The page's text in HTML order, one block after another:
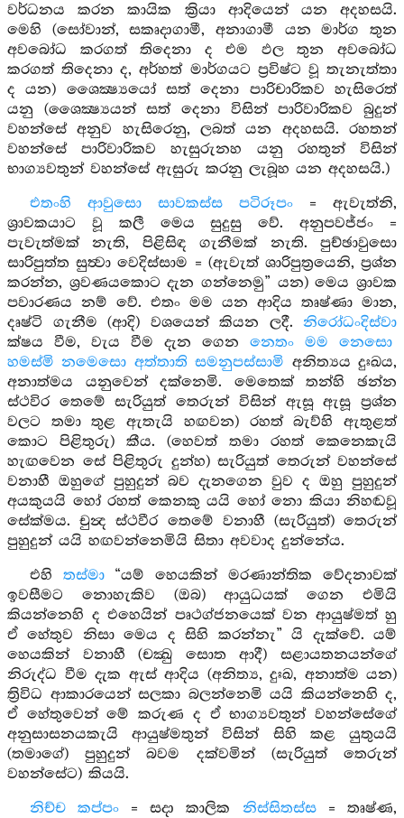
වර්ධනය කරන කායික ක්‍රියා ආදියෙන් යන අදහසයි.
මෙහි (සෝවාන්, සකෘදාගාමී, අනාගාමී යන මාර්ග තුන
අවබෝධ කරගත් තිදෙනා ද එම ඵල තුන අවබෝධ
කරගත් තිදෙනා ද, අර්හත් මාර්ගයට ප්‍රවිෂ්ට වූ තැනැත්තා
ද යන) ශෛක්‍ෂ්‍යයෝ සත් දෙනා පාරිචාරිකව හැසිරෙත්
යනු (ශෛක්‍ෂ්‍යයන් සත් දෙනා විසින් පාරිවාරිකව බුදුන්
වහන්සේ අනුව හැසිරෙනු, ලබත් යන අදහසයි. රහතන්
වහන්සේ පාරිවාරිකව හැසුරුනහ යනු රහතුන් විසින්
භාග්‍යවතුන් වහන්සේ ඇසුරු කරනු ලැබූහ යන අදහසයි.)
එතංහි ආවුසො සාවකස්ස පටිරූපං= ඇවැත්නි,
ශ්‍රාවකයාට වූ කලී මෙය සුදුසු වේ. අනුපවජ්ජං =
පැවැත්මක් නැති, පිළිසිඳ ගැනීමක් නැති. පුච්ඡාවුසො
සාරිපුත්ත සුත්‍වා වෙදිස්සාම = (ඇවැත් ශාරිපුත්‍රයෙනි, ප්‍රශ්න
කරන්න, ශ්‍රවණයකොට දැන ගන්නෙමු” යන) මෙය ශ්‍රාවක
පවාරණය නම් වේ. එතං මම යන ආදිය තෘෂ්ණා මාන,
දෘෂ්ටි ගැනීම (ආදි) වශයෙන් කියන ලදී. නිරෝධංදිස්වා
ක්ෂය වීම, වැය වීම දැන ගෙන නෙතං මම නෙසො
හමස්මි නමෙසො අත්තාති සමනුපස්සාමි අනිත්‍යය දුඃඛය,
අනාත්මය යනුවෙන් දක්නෙමි. මෙතෙක් තන්හි ඡන්න
ස්ථවිර තෙමේ සැරියුත් තෙරුන් විසින් ඇසූ ඇසූ ප්‍රශ්න
වලට තමා තුළ ඇතැයි හඟවන) රහත් බැව්හි ඇතුළත්
කොට පිළිතුරු) කීය. (හෙවත් තමා රහත් කෙනෙකැයි
හැඟවෙන සේ පිළිතුරු දුන්හ) සැරියුත් තෙරුන් වහන්සේ
වනාහී ඔහුගේ පුහුදුන් බව දැනගෙන වුව ද ඔහු පුහුදුන්
අයකුයයි හෝ රහත් කෙනකු යයි හෝ නො කියා නිහඬවූ
සේක්මය. චුන්‍ද ස්ථවීර තෙමේ වනාහී (සැරියුත්) තෙරුන්
පුහුදුන් යයි හඟවන්නෙමියි සිතා අවවාද දුන්නේය.
එහි තස්මා“යම් හෙයකින් මරණාන්තික වේදනාවක්
ඉවසීමට නොහැකිව (ඔබ) ආයුධයක් ගෙන එමියි
කියන්නෙහි ද එහෙයින් පෘථග්ජනයෙක් වන ආයුෂ්මත් හු
ඒ හේතුව නිසා මෙය ද සිහි කරන්නැ” යි දැක්වේ. යම්
හෙයකින් වනාහී (චක්‍ඛු සොත ආදී) සළායතනයන්ගේ
නිරුද්ධ වීම දැක ඇස් ආදිය (අනිත්‍ය, දුඃඛ, අනාත්ම යන)
ත්‍රිවිධ ආකාරයෙන් සලකා බලන්නෙමි යයි කියන්නෙහි ද,
ඒ හේතුවෙන් මේ කරුණ ද ඒ භාග්‍යවතුන් වහන්සේගේ
අනුසාසනයකැයි ආයුෂ්මතුන් විසින් සිහි කළ යුතුයයි
(තමාගේ) පුහුදුන් බවම දක්වමින් (සැරියුත් තෙරුන්
වහන්සේට) කියයි.
නිච්ච කප්පං= සදා කාලික නිස්සිතස්ස= තෘෂ්ණ,